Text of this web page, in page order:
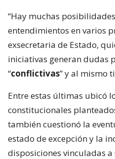
“Hay muchas
entendimientos en varios
exsecretaria de Estado,
iniciativas generan dudas
“conflictivas” y al mismo
Entre estas últimas ubicó
constitucionales
también cuestionó la
estado de excepción y la
disposiciones vinculadas